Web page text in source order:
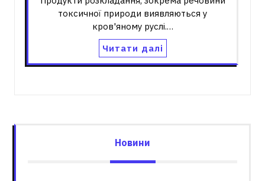
токсичної природи виявляються у
кров'яному руслі.…
Читати далі
Новини